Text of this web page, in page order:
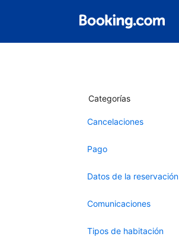
Categorías
Cancelaciones
Pago
Datos de la reservación
Comunicaciones
Tipos de habitación